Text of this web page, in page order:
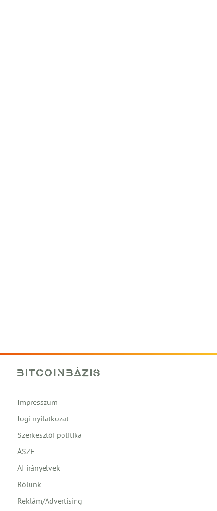
Impresszum
Jogi nyilatkozat
Szerkesztői politika
ÁSZF
AI irányelvek
Rólunk
Reklám/Advertising